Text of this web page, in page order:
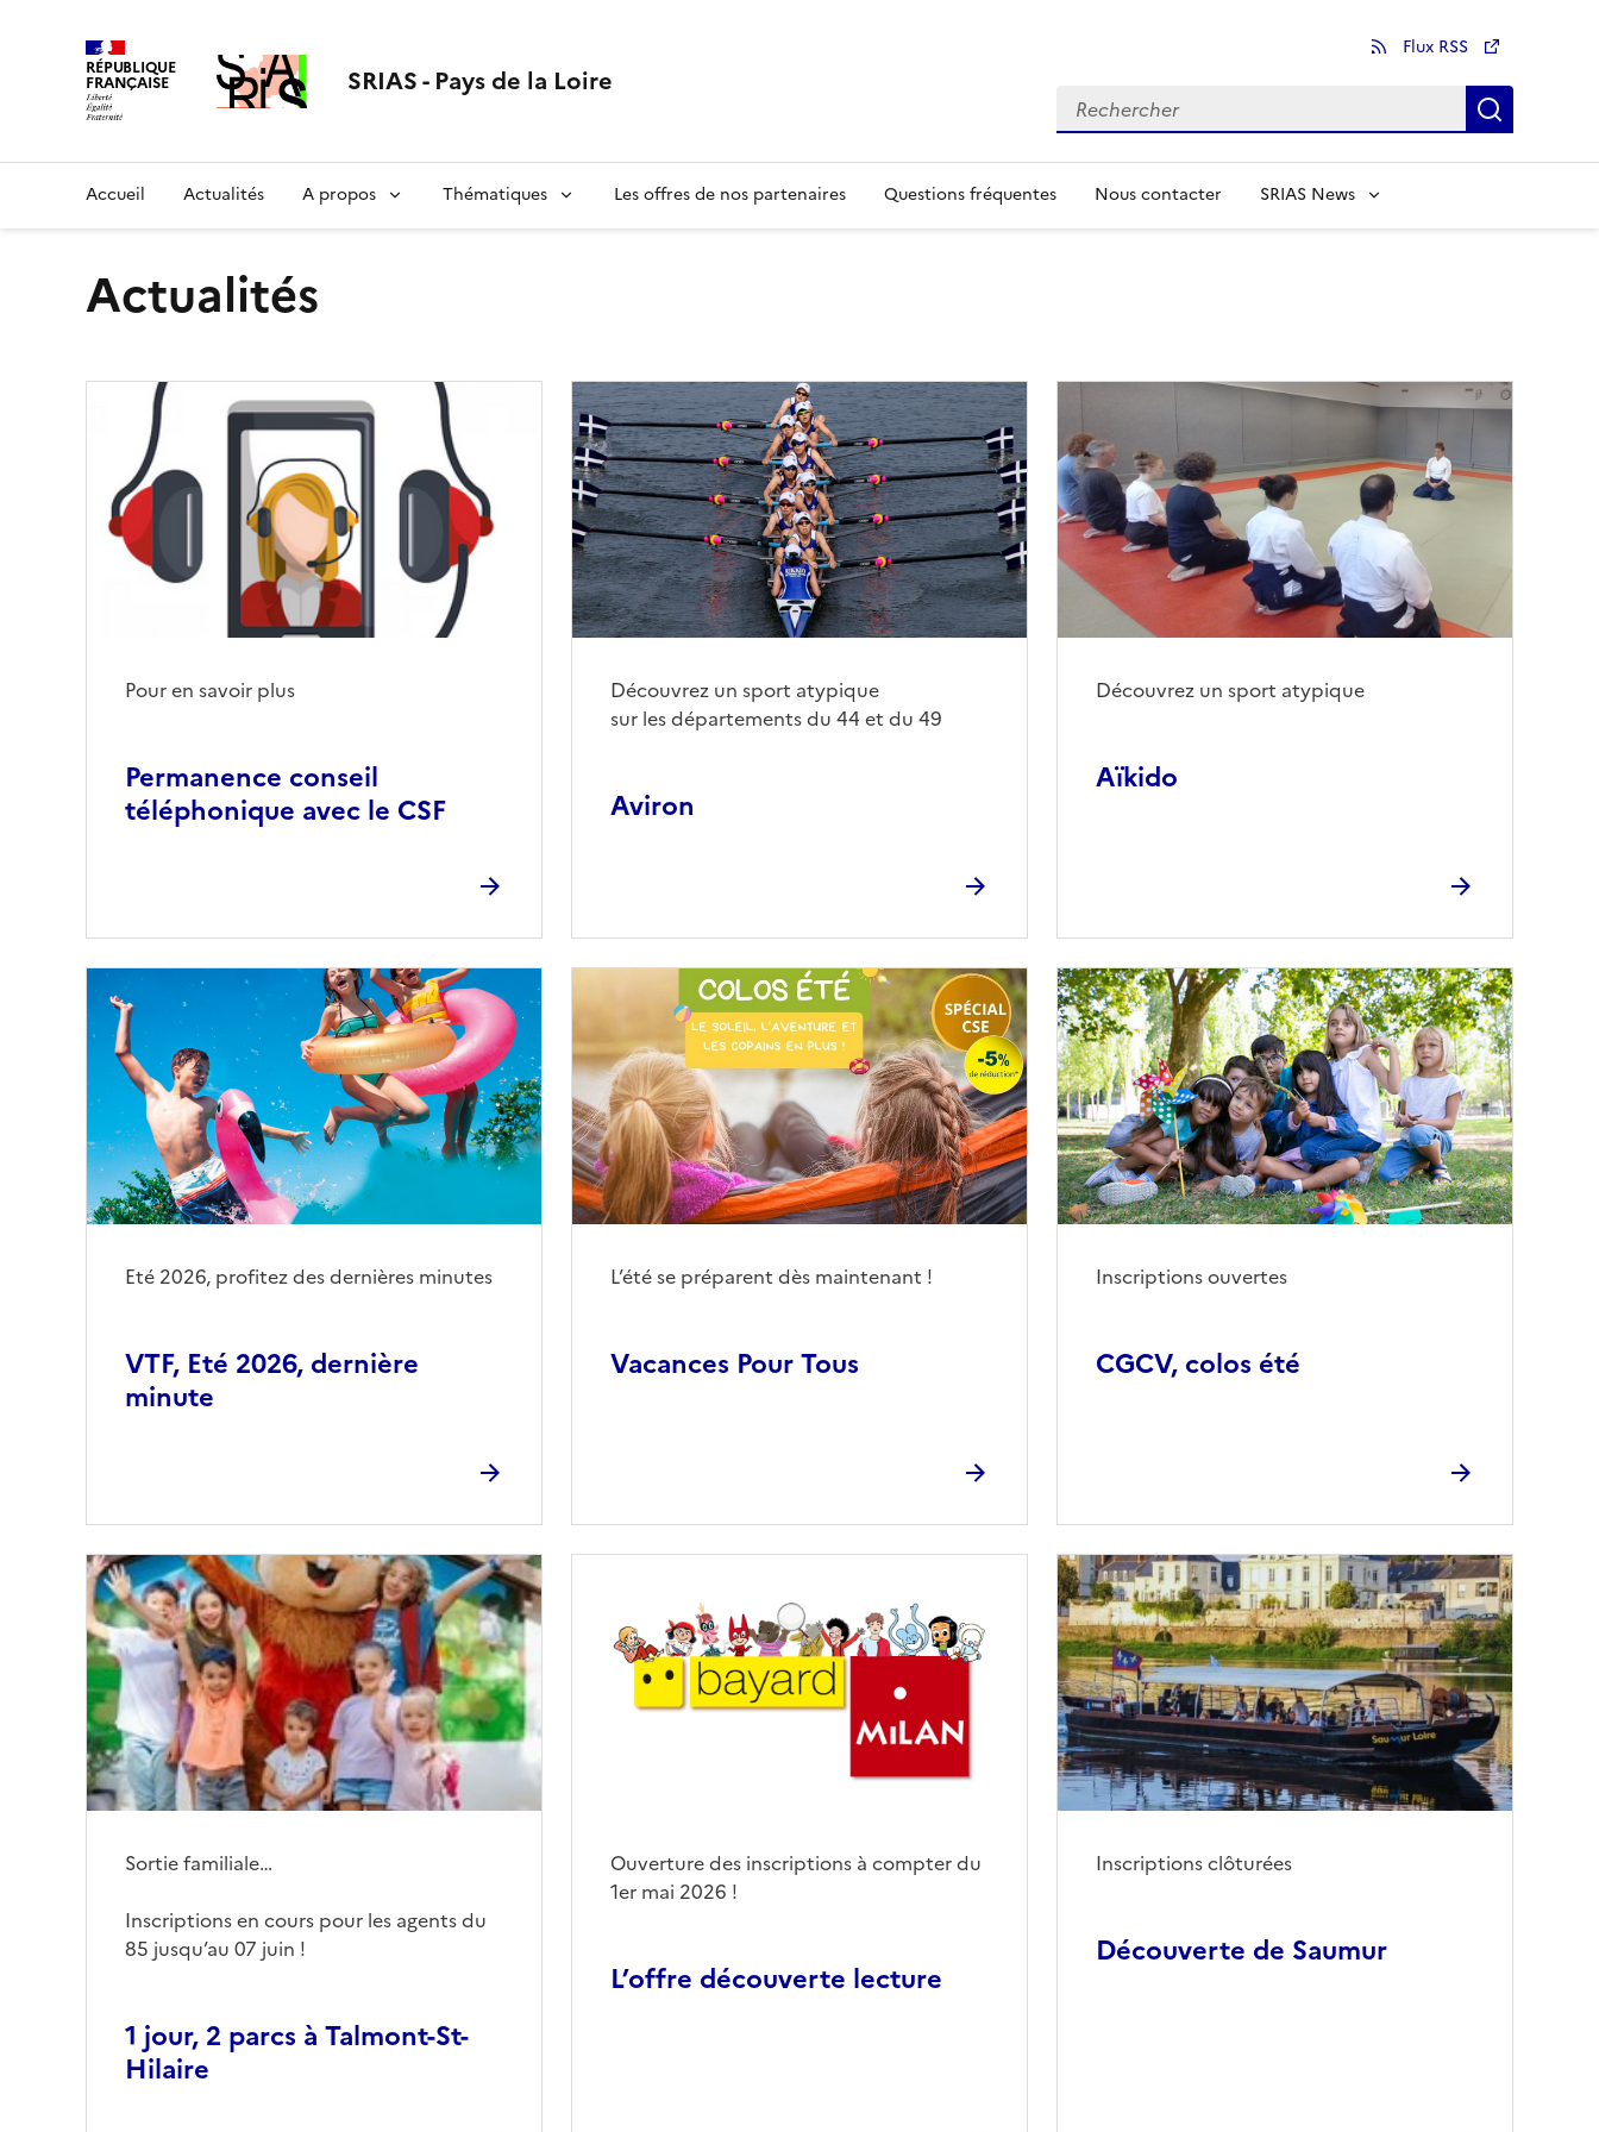
RÉPUBLIQUE
FRANÇAISE SRIAS - Pays de la Loire
Flux RSS
Rechercher
Accueil Actualités A propos Thématiques Les offres de nos partenaires Questions fréquentes Nous contacter SRIAS News
Actualités
Permanence conseil
téléphonique avec le CSF
Pour en savoir plus
Aviron
Découvrez un sport atypique
sur les départements du 44 et du 49
Aïkido
Découvrez un sport atypique
VTF, Eté 2026, dernière
minute
Eté 2026, profitez des dernières minutes
Vacances Pour Tous
L’été se préparent dès maintenant !
CGCV, colos été
Inscriptions ouvertes
1 jour, 2 parcs à Talmont-St-
Hilaire
Sortie familiale…
Inscriptions en cours pour les agents du
85 jusqu’au 07 juin !
L’offre découverte lecture
Ouverture des inscriptions à compter du
1er mai 2026 !
Découverte de Saumur
Inscriptions clôturées